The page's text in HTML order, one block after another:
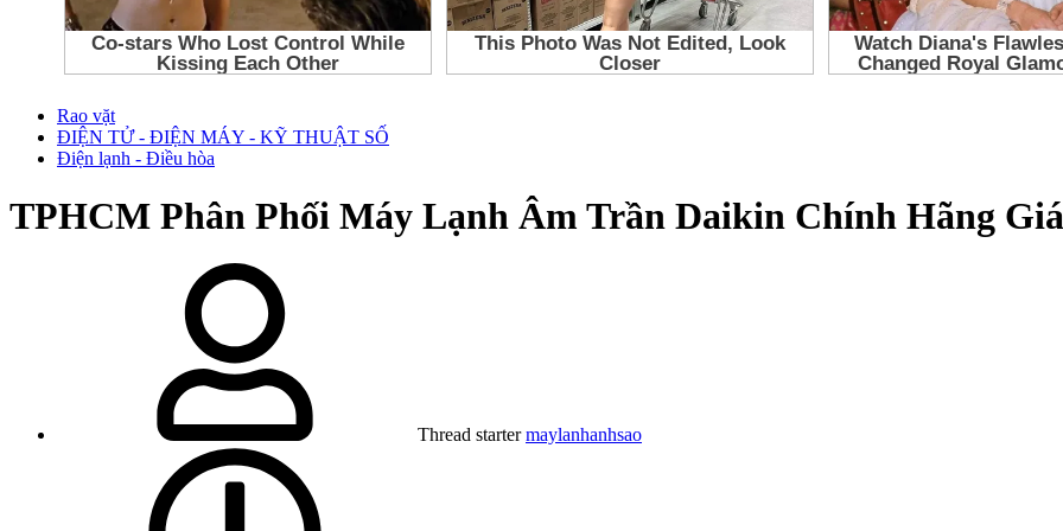
Rao vặt
ĐIỆN TỬ - ĐIỆN MÁY - KỸ THUẬT SỐ
Điện lạnh - Điều hòa
TPHCM Phân Phối Máy Lạnh Âm Trần Daikin Chính Hãng
Thread starter maylanhanhsao